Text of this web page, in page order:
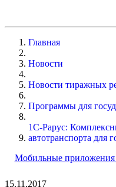
Главная
Новости
Новости тиражных
Программы для
1С-Рарус:
автотранспорта для
Мобильные приложения
15.11.2017